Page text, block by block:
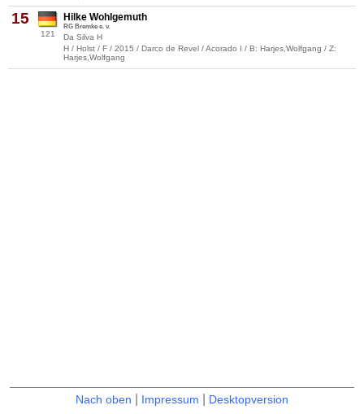
15
121
Hilke Wohlgemuth
RG Bremke e. v.
Da Silva H
H / Holst / F / 2015 / Darco de Revel / Acorado I / B: Harjes,Wolfgang / Z:
Harjes,Wolfgang
Nach oben Impressum Desktopversion